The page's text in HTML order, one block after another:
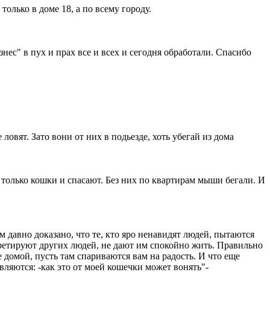
в доме 18, а по всему городу.
в пух и прах все и всех и сегодня обработали. Спасибо
Зато вони от них в подьезде, хоть убегай из дома
кошки и спасают. Без них по квартирам мыши бегали. И
доказано, что те, кто яро ненавидят людей, пытаются
других людей, не дают им спокойно жить. Правильно
пусть там спариваются вам на радость. И что еще
-как это от моей кошечки может вонять"-